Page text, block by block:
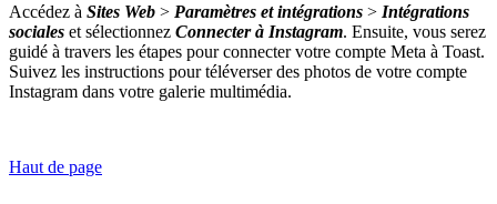
Accédez à Sites Web > Paramètres et intégrations > Intégrations
sociales et sélectionnez Connecter à Instagram. Ensuite, vous serez
guidé à travers les étapes pour connecter votre compte Meta à Toast.
Suivez les instructions pour téléverser des photos de votre compte
Instagram dans votre galerie multimédia.
Haut de page